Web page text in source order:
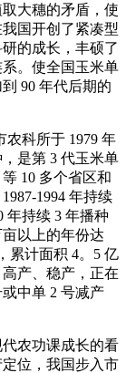
大穗的矛盾，使
国开创了紧凑型
的成长，丰硕了
。使全国玉米单
90 年代后期的
科所于 1979 年
是第 3 代玉米单
10 多个省区和
1994 年持续
年持续 3 年播种
以上的年份达
累计面积 4。5 亿
产、稳产，正在
中单 2 号减产
农功课成长的看
位，我国步入市